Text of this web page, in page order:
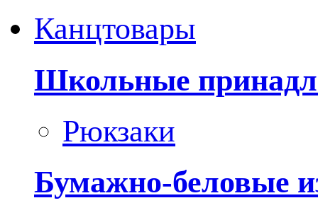
Канцтовары
Школьные
Рюкзаки
Бумажно-беловые